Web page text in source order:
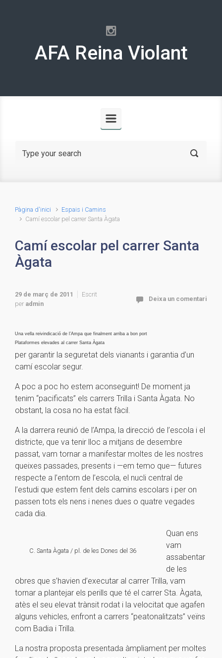
AFA Reina Violant
Pàgina d'inici
Espais i Camins
Camí escolar pel carrer Santa Àgata
Camí escolar pel carrer Santa
Àgata
29 de març de 2011
Escrit
per admin
Deixa un comentari
Una vella reivindicació de l’Ampa que finalment arriba a bon port
Plataformes elevades al carrer Santa Àgata
per garantir la seguretat dels vianants i garantia d’un
camí escolar segur.
A poc a poc ho estem aconseguint! De moment ja
tenim “pacificats” els carrers Trilla i Santa Àgata. No
obstant, la cosa no ha estat fàcil.
A la darrera reunió de l’Ampa, la direcció de l’escola i el
districte, que va tenir lloc a mitjans de desembre
passat, vam tornar a manifestar moltes de les nostres
queixes passades, presents i —em temo que— futures
respecte a l’entorn de l’escola, el nucli central de
l’estudi que estem fent dels camins escolars i per on
passen tots els nens i nenes dues o quatre vegades
cada dia.
C. Santa Àgata / pl. de les Dones del 36
Quan ens
vam
assabentar
de les
obres que s’havien d’executar al carrer Trilla, vam
tornar a plantejar els perills que té el carrer Sta. Àgata,
atès el seu elevat trànsit rodat i la velocitat que agafen
alguns vehicles, enfront a carrers “peatonalitzats” veïns
com Badia i Trilla.
La nostra proposta presentada àmpliament per moltes